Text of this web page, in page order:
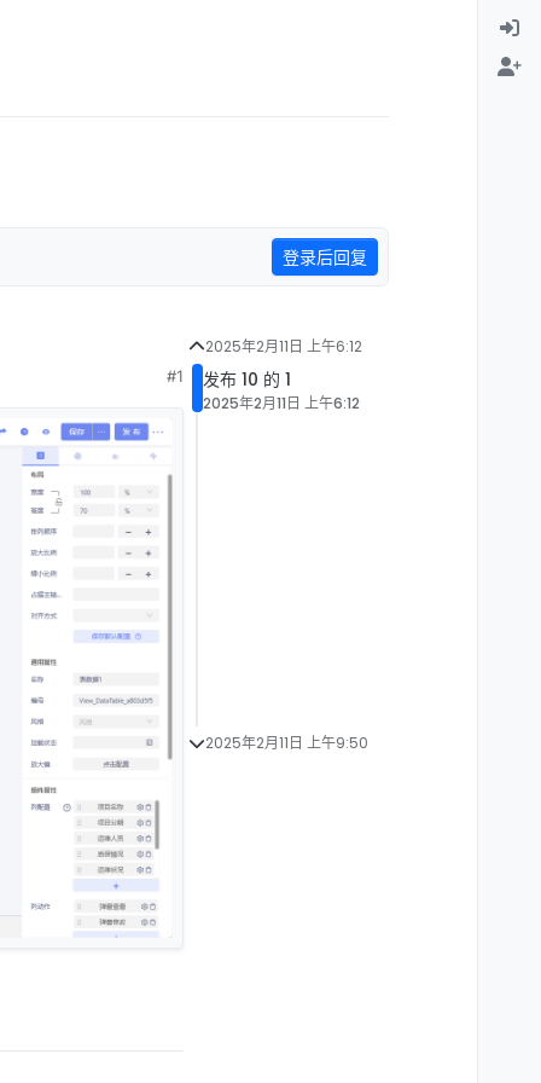
登录后回复
#1
2025年2月11日 上午6:12
发布 10 的 1
2025年2月11日 上午6:12
2025年2月11日 上午9:50